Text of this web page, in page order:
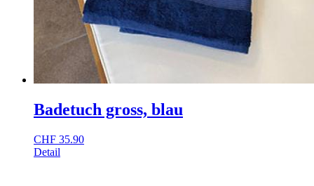
Badetuch gross, blau
CHF 35.90
Detail